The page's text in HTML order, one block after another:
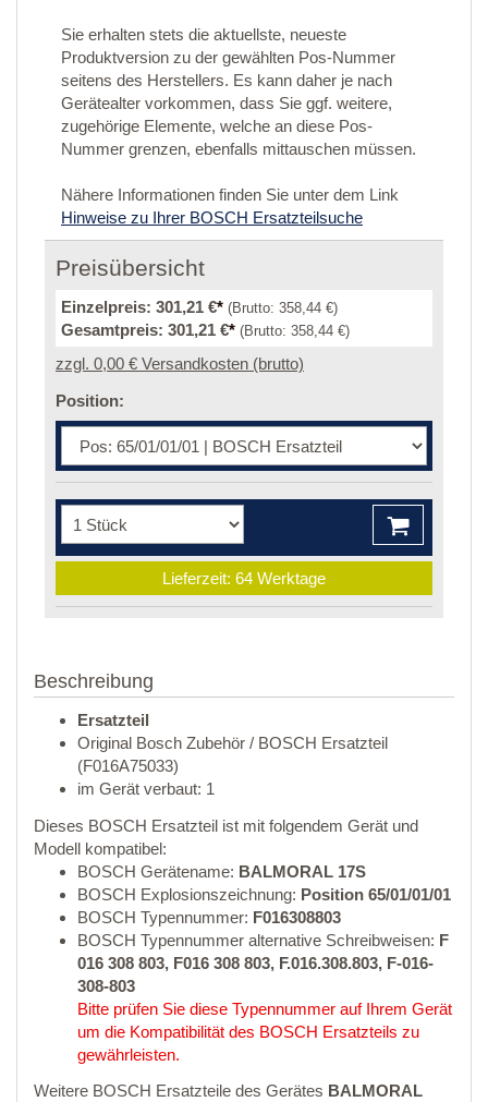
Sie erhalten stets die aktuellste, neueste
Produktversion zu der gewählten Pos-Nummer
seitens des Herstellers. Es kann daher je nach
Gerätealter vorkommen, dass Sie ggf. weitere,
zugehörige Elemente, welche an diese Pos-
Nummer grenzen, ebenfalls mittauschen müssen.
Nähere Informationen finden Sie unter dem Link
Hinweise zu Ihrer BOSCH Ersatzteilsuche
Preisübersicht
Einzelpreis: 301,21 €* (Brutto: 358,44 €)
Gesamtpreis: 301,21 €* (Brutto: 358,44 €)
zzgl. 0,00 € Versandkosten (brutto)
Position:
Lieferzeit: 64 Werktage
Beschreibung
Ersatzteil
Original Bosch Zubehör / BOSCH Ersatzteil
(F016A75033)
im Gerät verbaut: 1
Dieses BOSCH Ersatzteil ist mit folgendem Gerät und
Modell kompatibel:
BOSCH Gerätename: BALMORAL 17S
BOSCH Explosionszeichnung: Position 65/01/01/01
BOSCH Typennummer: F016308803
BOSCH Typennummer alternative Schreibweisen: F
016 308 803, F016 308 803, F.016.308.803, F-016-
308-803
Bitte prüfen Sie diese Typennummer auf Ihrem Gerät
um die Kompatibilität des BOSCH Ersatzteils zu
gewährleisten.
Weitere BOSCH Ersatzteile des Gerätes BALMORAL